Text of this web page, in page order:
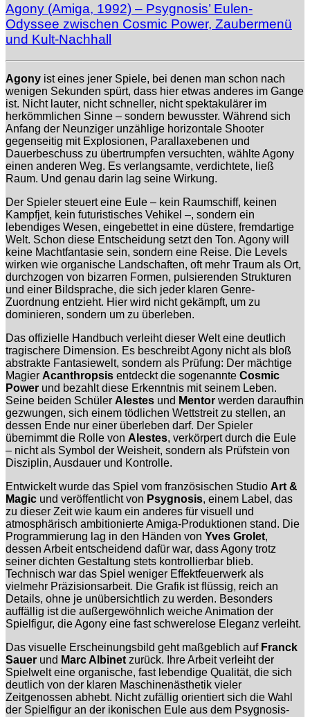
Agony (Amiga, 1992) – Psygnosis’ Eulen-
Odyssee zwischen Cosmic Power, Zaubermenü
und Kult-Nachhall
Agony ist eines jener Spiele, bei denen man schon nach
wenigen Sekunden spürt, dass hier etwas anderes im Gange
ist. Nicht lauter, nicht schneller, nicht spektakulärer im
herkömmlichen Sinne – sondern bewusster. Während sich
Anfang der Neunziger unzählige horizontale Shooter
gegenseitig mit Explosionen, Parallaxebenen und
Dauerbeschuss zu übertrumpfen versuchten, wählte Agony
einen anderen Weg. Es verlangsamte, verdichtete, ließ
Raum. Und genau darin lag seine Wirkung.
Der Spieler steuert eine Eule – kein Raumschiff, keinen
Kampfjet, kein futuristisches Vehikel –, sondern ein
lebendiges Wesen, eingebettet in eine düstere, fremdartige
Welt. Schon diese Entscheidung setzt den Ton. Agony will
keine Machtfantasie sein, sondern eine Reise. Die Levels
wirken wie organische Landschaften, oft mehr Traum als Ort,
durchzogen von bizarren Formen, pulsierenden Strukturen
und einer Bildsprache, die sich jeder klaren Genre-
Zuordnung entzieht. Hier wird nicht gekämpft, um zu
dominieren, sondern um zu überleben.
Das offizielle Handbuch verleiht dieser Welt eine deutlich
tragischere Dimension. Es beschreibt Agony nicht als bloß
abstrakte Fantasiewelt, sondern als Prüfung: Der mächtige
Magier Acanthropsis entdeckt die sogenannte Cosmic
Power und bezahlt diese Erkenntnis mit seinem Leben.
Seine beiden Schüler Alestes und Mentor werden daraufhin
gezwungen, sich einem tödlichen Wettstreit zu stellen, an
dessen Ende nur einer überleben darf. Der Spieler
übernimmt die Rolle von Alestes, verkörpert durch die Eule
– nicht als Symbol der Weisheit, sondern als Prüfstein von
Disziplin, Ausdauer und Kontrolle.
Entwickelt wurde das Spiel vom französischen Studio Art &
Magic und veröffentlicht von Psygnosis, einem Label, das
zu dieser Zeit wie kaum ein anderes für visuell und
atmosphärisch ambitionierte Amiga-Produktionen stand. Die
Programmierung lag in den Händen von Yves Grolet,
dessen Arbeit entscheidend dafür war, dass Agony trotz
seiner dichten Gestaltung stets kontrollierbar blieb.
Technisch war das Spiel weniger Effektfeuerwerk als
vielmehr Präzisionsarbeit. Die Grafik ist flüssig, reich an
Details, ohne je unübersichtlich zu werden. Besonders
auffällig ist die außergewöhnlich weiche Animation der
Spielfigur, die Agony eine fast schwerelose Eleganz verleiht.
Das visuelle Erscheinungsbild geht maßgeblich auf Franck
Sauer und Marc Albinet zurück. Ihre Arbeit verleiht der
Spielwelt eine organische, fast lebendige Qualität, die sich
deutlich von der klaren Maschinenästhetik vieler
Zeitgenossen abhebt. Nicht zufällig orientiert sich die Wahl
der Spielfigur an der ikonischen Eule aus dem Psygnosis-